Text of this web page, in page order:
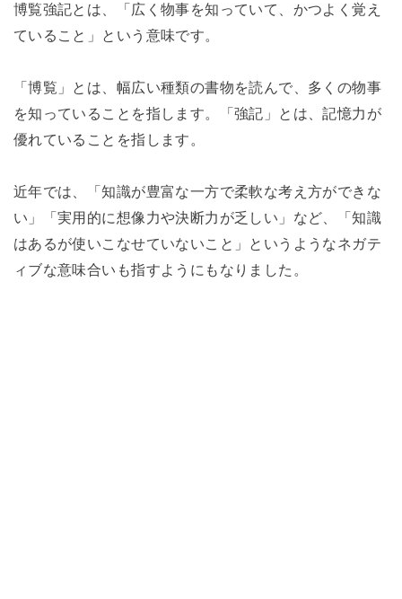
博覧強記とは、「広く物事を知っていて、かつよく覚え
ていること」という意味です。
「博覧」とは、幅広い種類の書物を読んで、多くの物事
を知っていることを指します。「強記」とは、記憶力が
優れていることを指します。
近年では、「知識が豊富な一方で柔軟な考え方ができな
い」「実用的に想像力や決断力が乏しい」など、「知識
はあるが使いこなせていないこと」というようなネガテ
ィブな意味合いも指すようにもなりました。